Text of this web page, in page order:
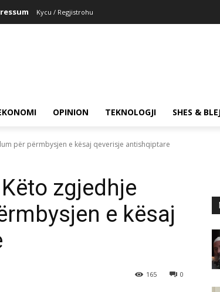
Kycu / Regjistrohu
OPINION TEKNOLOGJI SHES &
për përmbysjen e kësaj qeverisje antishqiptare
zgjedhje
e kësaj
0
165